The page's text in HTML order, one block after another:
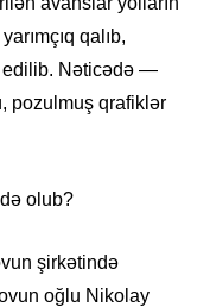
qalıb,
edilib. Nəticədə —
pozulmuş qrafiklər
olub?
şirkətində
oğlu Nikolay